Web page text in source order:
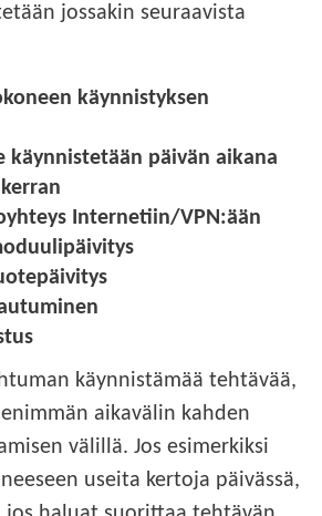
jossakin seuraavista
käynnistyksen
käynnistetään päivän aikana
Internetiin/VPN:ään
käynnistämää tehtävää,
aikavälin kahden
välillä. Jos esimerkiksi
useita kertoja päivässä,